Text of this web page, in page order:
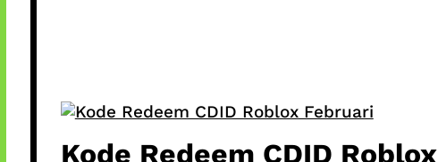
Kode Redeem CDID Roblox